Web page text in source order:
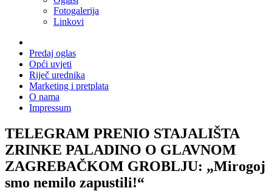
Fotogalerija
Linkovi
Predaj oglas
Opći uvjeti
Riječ urednika
Marketing i pretplata
O nama
Impressum
TELEGRAM PRENIO STAJALIŠTA
ZRINKE PALADINO O GLAVNOM
ZAGREBAČKOM GROBLJU: „Mirogoj
smo nemilo zapustili!“